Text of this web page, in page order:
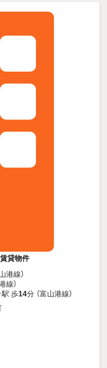
貸物件
港線）
線）
駅 歩14分 （富山港線）